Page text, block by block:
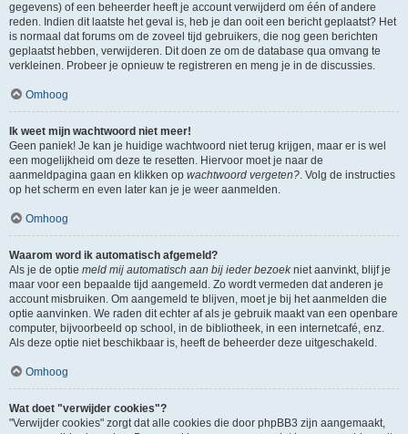
gegevens) of een beheerder heeft je account verwijderd om één of andere
reden. Indien dit laatste het geval is, heb je dan ooit een bericht geplaatst? Het
is normaal dat forums om de zoveel tijd gebruikers, die nog geen berichten
geplaatst hebben, verwijderen. Dit doen ze om de database qua omvang te
verkleinen. Probeer je opnieuw te registreren en meng je in de discussies.
Omhoog
Ik weet mijn wachtwoord niet meer!
Geen paniek! Je kan je huidige wachtwoord niet terug krijgen, maar er is wel
een mogelijkheid om deze te resetten. Hiervoor moet je naar de
aanmeldpagina gaan en klikken op wachtwoord vergeten?. Volg de instructies
op het scherm en even later kan je je weer aanmelden.
Omhoog
Waarom word ik automatisch afgemeld?
Als je de optie meld mij automatisch aan bij ieder bezoekniet aanvinkt, blijf je
maar voor een bepaalde tijd aangemeld. Zo wordt vermeden dat anderen je
account misbruiken. Om aangemeld te blijven, moet je bij het aanmelden die
optie aanvinken. We raden dit echter af als je gebruik maakt van een openbare
computer, bijvoorbeeld op school, in de bibliotheek, in een internetcafé, enz.
Als deze optie niet beschikbaar is, heeft de beheerder deze uitgeschakeld.
Omhoog
Wat doet "verwijder cookies"?
"Verwijder cookies" zorgt dat alle cookies die door phpBB3 zijn aangemaakt,